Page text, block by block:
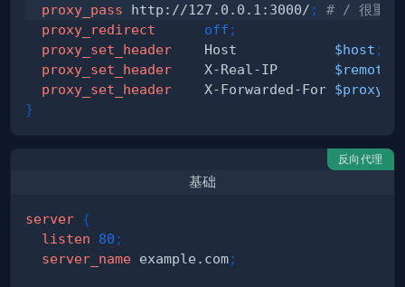
proxy_pass http://127.0.0.1:3000/ ;
# / 很重要
proxy_redirect
off ;
proxy_set_header
    Host
$host ;
proxy_set_header
    X-Real-IP
proxy_set_header
    X-Forwarded-For
}
反向代理
基础
server {
listen
80 ;
server_name example.com;